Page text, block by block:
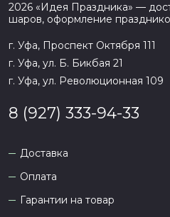
2026 «Идея Праздника» —
шаров, оформление
г. Уфа, Проспект Октября 111
г. Уфа, ул. Б. Бикбая 21
г. Уфа, ул. Революционная 109
8 (927) 333-94-33
Доставка
Оплата
Гарантии на товар